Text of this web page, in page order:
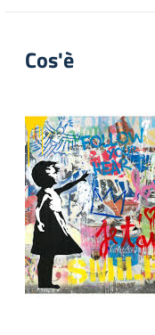
Cos'è